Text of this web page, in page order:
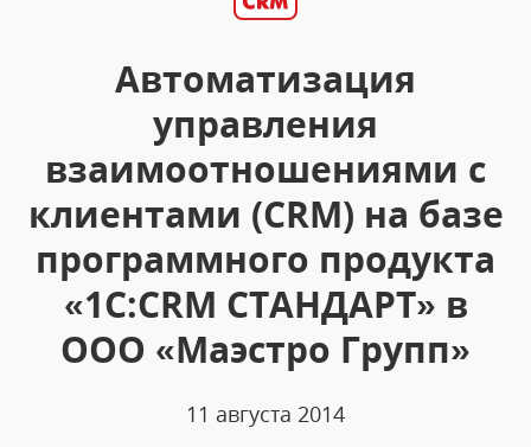
Автоматизация
управления
взаимоотношениями с
клиентами (CRM) на базе
программного продукта
«1С:CRM СТАНДАРТ» в
ООО «Маэстро Групп»
11 августа 2014